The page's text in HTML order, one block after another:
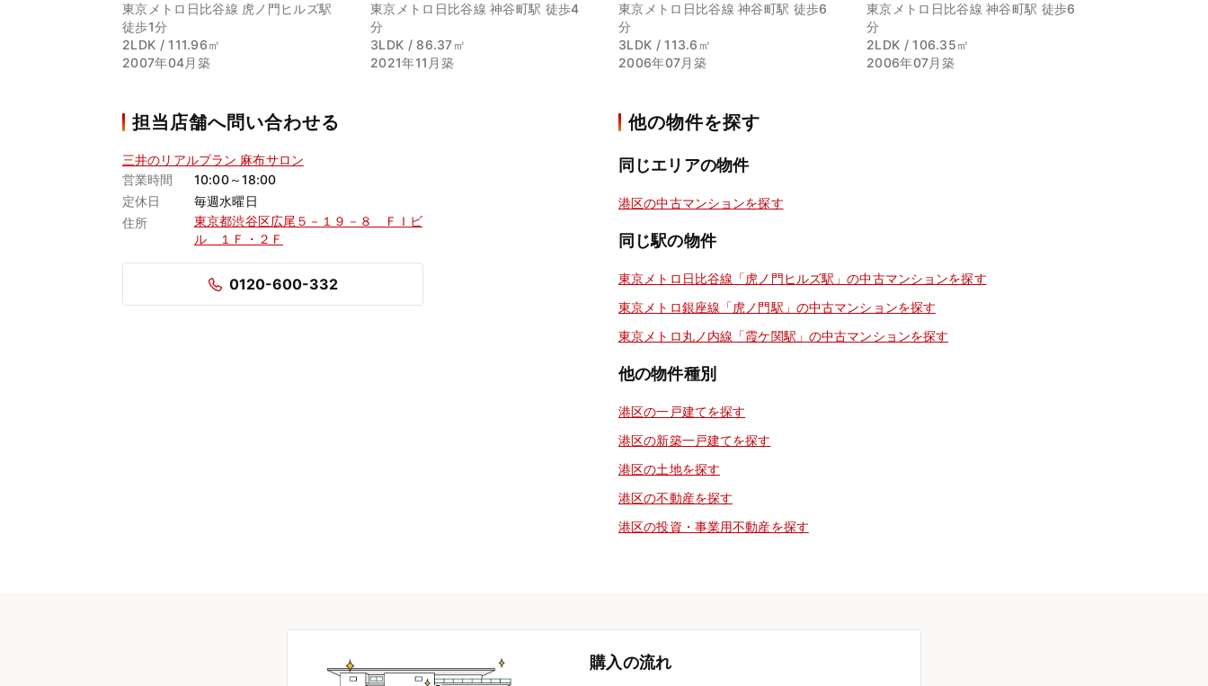
東京メトロ日比谷線 虎ノ門ヒルズ駅
徒歩1分
2LDK / 111.96㎡
2007年04月築
東京メトロ日比谷線 神谷町駅 徒歩4
分
3LDK / 86.37㎡
2021年11月築
東京メトロ日比谷線 神谷町駅 徒歩6
分
3LDK / 113.6㎡
2006年07月築
東京メトロ日比谷線 神谷町駅 徒歩6
分
2LDK / 106.35㎡
2006年07月築
担当店舗へ問い合わせる
三井のリアルプラン 麻布サロン
営業時間
10:00～18:00
定休日
毎週水曜日
住所
東京都渋谷区広尾５－１９－８ ＦＩビ
ル １Ｆ・２Ｆ
0120-600-332
他の物件を探す
同じエリアの物件
港区の中古マンションを探す
同じ駅の物件
東京メトロ日比谷線「虎ノ門ヒルズ駅」の中古マンションを探す
東京メトロ銀座線「虎ノ門駅」の中古マンションを探す
東京メトロ丸ノ内線「霞ケ関駅」の中古マンションを探す
他の物件種別
港区の一戸建てを探す
港区の新築一戸建てを探す
港区の土地を探す
港区の不動産を探す
港区の投資・事業用不動産を探す
購入の流れ